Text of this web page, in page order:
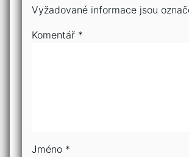
Vyžadované informace jsou
Komentář *
Jméno *